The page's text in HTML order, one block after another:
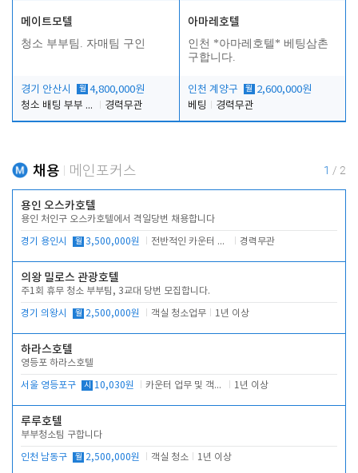
메이트모텔
청소 부부팀. 자매팀 구인
경기 안산시 월 4,800,000원
청소 배팅 부부 구합니다
경력무관
아마레호텔
인천 *아마레호텔* 베팅삼촌
구합니다.
인천 계양구 월 2,600,000원
베팅
경력무관
채용 메인포커스 1 / 2
용인 오스카호텔
용인 처인구 오스카호텔에서 격일당번 채용합니다
경기 용인시 월 3,500,000원 전반적인 카운터 업무 경력무관
의왕 밀로스 관광호텔
주1회 휴무 청소 부부팀, 3교대 당번 모집합니다.
경기 의왕시 월 2,500,000원 객실 청소업무 1년 이상
하라스호텔
영등포 하라스호텔
서울 영등포구 시 10,030원 카운터 업무 및 객실관리(청소상태 확인, 객실판매) 1년 이상
루루호텔
부부청소팀 구합니다
인천 남동구 월 2,500,000원 객실 청소 1년 이상